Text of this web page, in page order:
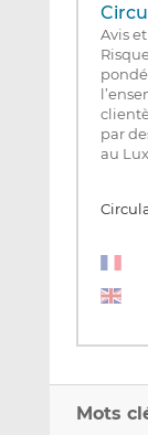
Avis
par
au
Mots